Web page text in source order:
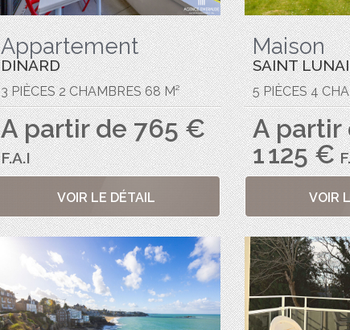
Appartement
DINARD
3 PIÈCES 2 CHAMBRES 68 M²
A partir de 765 €
F.A.I
VOIR LE DÉTAIL
Maison
SAINT
5 PIÈCES 4
A partir
1 125 €
VOIR